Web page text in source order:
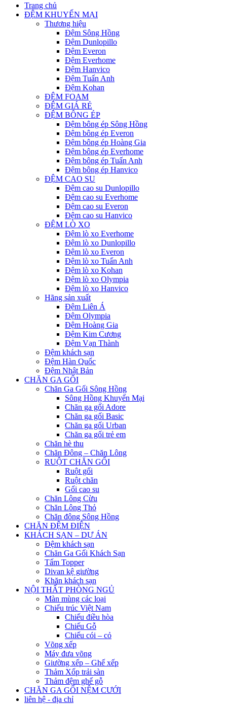
Trang chủ
ĐỆM KHUYẾN MẠI
Thương hiệu
Đệm Sông Hồng
Đệm Dunlopillo
Đệm Everon
Đệm Everhome
Đệm Hanvico
Đệm Tuấn Anh
Đệm Kohan
ĐỆM FOAM
ĐỆM GIÁ RẺ
ĐỆM BÔNG ÉP
Đệm bông ép Sông Hồng
Đệm bông ép Everon
Đệm bông ép Hoàng Gia
Đệm bông ép Everhome
Đệm bông ép Tuấn Anh
Đệm bông ép Hanvico
ĐỆM CAO SU
Đệm cao su Dunlopillo
Đệm cao su Everhome
Đệm cao su Everon
Đệm cao su Hanvico
ĐỆM LÒ XO
Đệm lò xo Everhome
Đệm lò xo Dunlopillo
Đệm lò xo Everon
Đệm lò xo Tuấn Anh
Đệm lò xo Kohan
Đệm lò xo Olympia
Đệm lò xo Hanvico
Hãng sản xuất
Đệm Liên Á
Đệm Olympia
Đệm Hoàng Gia
Đệm Kim Cương
Đệm Vạn Thành
Đệm khách sạn
Đệm Hàn Quốc
Đệm Nhật Bản
CHĂN GA GỐI
Chăn Ga Gối Sông Hồng
Sông Hồng Khuyến Mại
Chăn ga gối Adore
Chăn ga gối Basic
Chăn ga gối Urban
Chăn ga gối trẻ em
Chăn hè thu
Chăn Đông – Chăn Lông
RUỘT CHĂN GỐI
Ruột gối
Ruột chăn
Gối cao su
Chăn Lông Cừu
Chăn Lông Thỏ
Chăn đông Sông Hồng
CHĂN ĐỆM ĐIỆN
KHÁCH SẠN – DỰ ÁN
Đệm khách sạn
Chăn Ga Gối Khách Sạn
Tấm Topper
Divan kệ giường
Khăn khách sạn
NỘI THẤT PHÒNG NGỦ
Màn mùng các loại
Chiếu trúc Việt Nam
Chiếu điều hòa
Chiếu Gỗ
Chiếu cói – cỏ
Võng xếp
Máy đưa võng
Giường xếp – Ghế xếp
Thảm Xốp trải sàn
Thảm đệm ghế gỗ
CHĂN GA GỐI NỆM CƯỚI
liên hệ - địa chỉ